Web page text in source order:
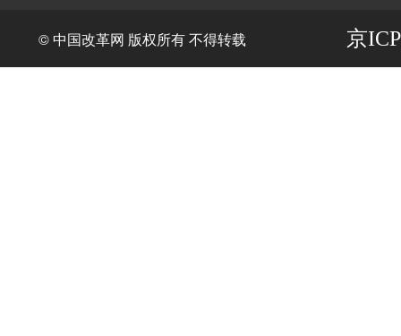
© 中国改革网 版权所有 不得转载 京